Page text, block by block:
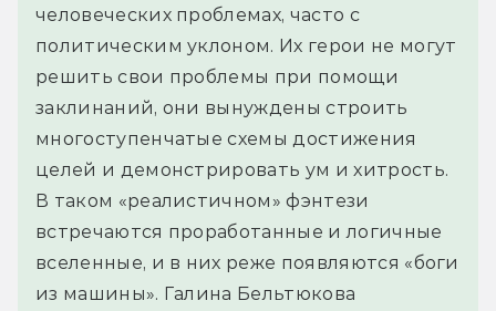
человеческих проблемах, часто с
политическим уклоном. Их герои не могут
решить свои проблемы при помощи
заклинаний, они вынуждены строить
многоступенчатые схемы достижения
целей и демонстрировать ум и хитрость.
В таком «реалистичном» фэнтези
встречаются проработанные и логичные
вселенные, и в них реже появляются «боги
из машины». Галина Бельтюкова